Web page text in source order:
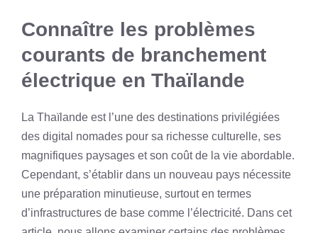
Connaître les problèmes
courants de branchement
électrique en Thaïlande
La Thaïlande est l’une des destinations privilégiées
des digital nomades pour sa richesse culturelle, ses
magnifiques paysages et son coût de la vie abordable.
Cependant, s’établir dans un nouveau pays nécessite
une préparation minutieuse, surtout en termes
d’infrastructures de base comme l’électricité. Dans cet